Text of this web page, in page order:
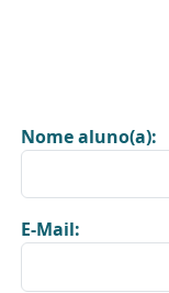
Nome aluno(a):
E-Mail: